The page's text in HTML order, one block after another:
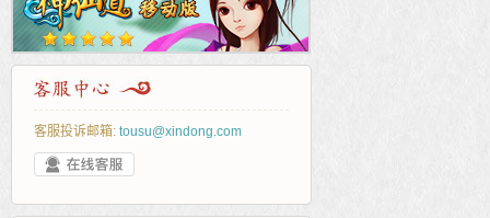
客服投诉邮箱: tousu@xindong.com